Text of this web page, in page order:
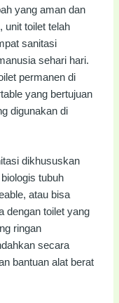
yang aman dan
unit toilet telah
sanitasi
sehari hari.
permanen di
yang bertujuan
digunakan di
dikhususkan
tubuh
atau bisa
dengan toilet yang
ringan
secara
bantuan alat berat